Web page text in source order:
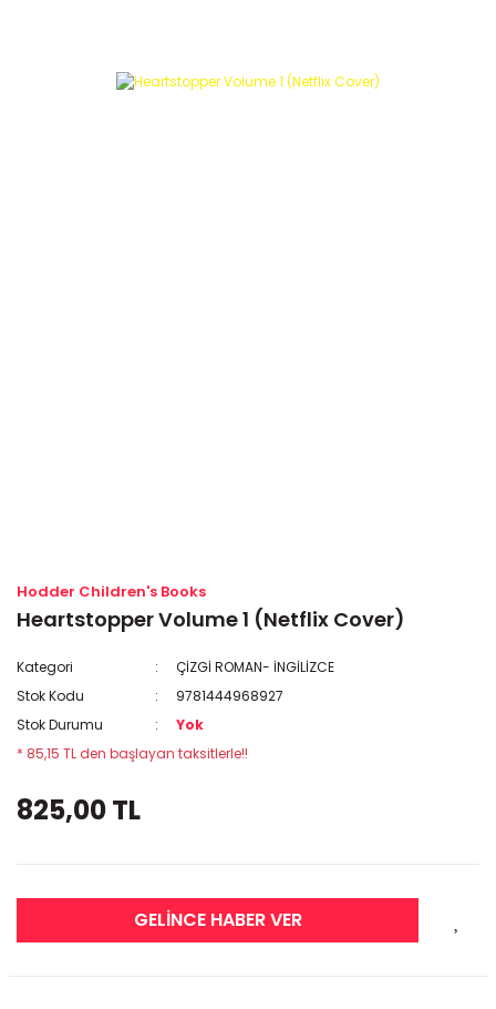
Hodder Children's Books
Heartstopper Volume 1 (Netflix Cover)
Kategori
ÇİZGİ ROMAN- İNGİLİZCE
Stok Kodu
9781444968927
Stok Durumu
Yok
* 85,15 TL den başlayan taksitlerle!!
825,00 TL
GELİNCE HABER VER